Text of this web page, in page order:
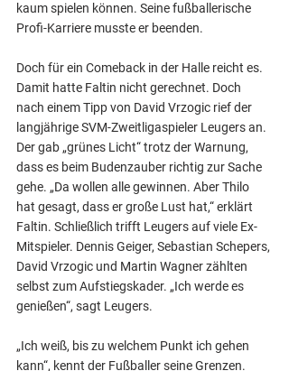
kaum spielen können. Seine fußballerische
Profi-Karriere musste er beenden.
Doch für ein Comeback in der Halle reicht es.
Damit hatte Faltin nicht gerechnet. Doch
nach einem Tipp von David Vrzogic rief der
langjährige SVM-Zweitligaspieler Leugers an.
Der gab „grünes Licht“ trotz der Warnung,
dass es beim Budenzauber richtig zur Sache
gehe. „Da wollen alle gewinnen. Aber Thilo
hat gesagt, dass er große Lust hat,“ erklärt
Faltin. Schließlich trifft Leugers auf viele Ex-
Mitspieler. Dennis Geiger, Sebastian Schepers,
David Vrzogic und Martin Wagner zählten
selbst zum Aufstiegskader. „Ich werde es
genießen“, sagt Leugers.
„Ich weiß, bis zu welchem Punkt ich gehen
kann“, kennt der Fußballer seine Grenzen.